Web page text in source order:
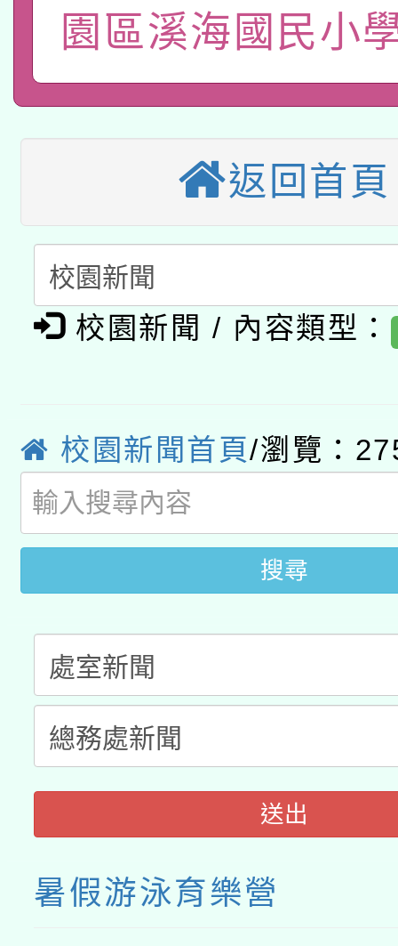
用水績優單位及節水達
動」
桃園市孔廟祈福系列
2026年桃園地景藝術
「2026桃園藝術巡演
關事宜
適應運動共學行動站研
暨閱讀推動專業研習
科技賦能─人工智慧
礎課程
A3數位素養講師名單
「數位內容與教學軟體
pilot」
有關大陸委員會函釋公
用水績優單位及節水達
動」
桃園市孔廟祈福系列
開 智慧啟航」
2026年桃園地景藝術
「2026桃園藝術巡演
關事宜
園區溪海國民小
返回首頁
校園新聞 / 內容類型：
校園新聞首頁/瀏覽：
搜尋
送出
暑假游泳育樂營